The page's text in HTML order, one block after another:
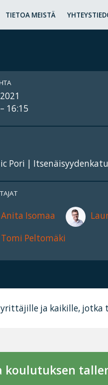
TIETOA MEISTÄ
16:15
Pori |
Anita Isomaa
Tomi Peltomäki
ja kaikille, jotka
koulutuksen